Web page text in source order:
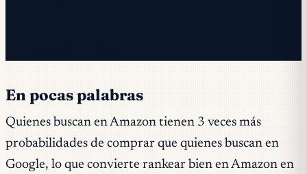
En pocas palabras
Quienes buscan en Amazon tienen 3 veces más
probabilidades de comprar que quienes buscan en
Google, lo que convierte rankear bien en Amazon en